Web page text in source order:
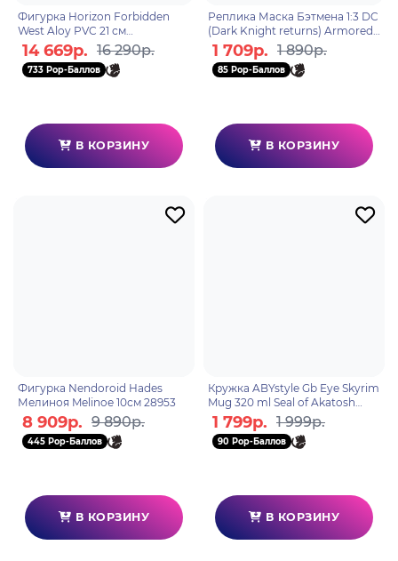
Фигурка Horizon Forbidden
West Aloy PVC 21 см
761568010091
14 669р. 16 290р.
733 Pop-Баллов
В КОРЗИНУ
Реплика Маска Бэтмена 1:3 DC
(Dark Knight returns) Armored
Batman Cowl 18см 79361
1 709р. 1 890р.
85 Pop-Баллов
В КОРЗИНУ
Фигурка Nendoroid Hades
Мелиноя Melinoe 10см 28953
8 909р. 9 890р.
445 Pop-Баллов
В КОРЗИНУ
Кружка ABYstyle Gb Eye Skyrim
Mug 320 ml Seal of Akatosh
subli box x2 MG1352
1 799р. 1 999р.
90 Pop-Баллов
В КОРЗИНУ